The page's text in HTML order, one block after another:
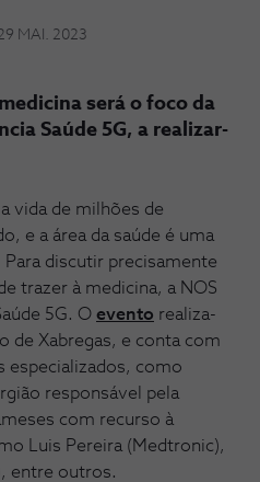
MAI. 2023
será o foco da
Saúde 5G, a realizar-
vida de milhões de
e a área da saúde é uma
discutir precisamente
trazer à medicina, a NOS
5G. O evento realiza-
de Xabregas, e conta com
especializados, como
responsável pela
com recurso à
Luis Pereira (Medtronic),
entre outros.